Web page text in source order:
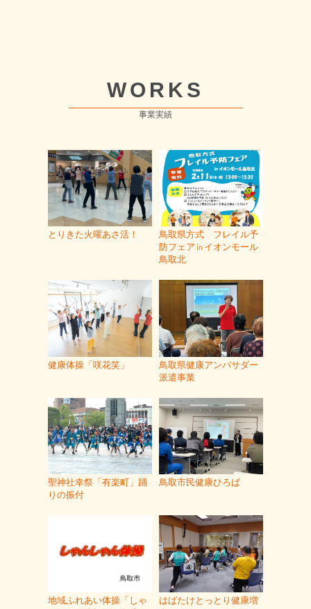
WORKS
事業実績
とりきた火曜あさ活！
鳥取県方式 フレイル予
防フェア㏌イオンモール
鳥取北
健康体操「咲花笑」
鳥取県健康アンバサダー
派遣事業
聖神社幸祭「有楽町」踊
りの振付
鳥取市民健康ひろば
地域ふれあい体操「しゃ
はばたけとっとり健康増